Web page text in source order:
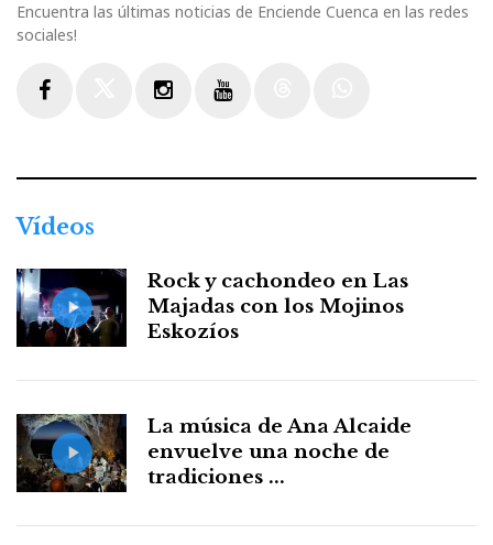
Encuentra las últimas noticias de Enciende Cuenca en las redes
sociales!
Vídeos
Rock y cachondeo en Las
Majadas con los Mojinos
Eskozíos
La música de Ana Alcaide
envuelve una noche de
tradiciones ...